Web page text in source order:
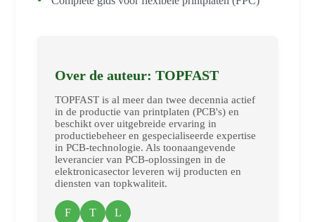
Over de auteur: TOPFAST
TOPFAST is al meer dan twee decennia actief
in de productie van printplaten (PCB's) en
beschikt over uitgebreide ervaring in
productiebeheer en gespecialiseerde expertise
in PCB-technologie. Als toonaangevende
leverancier van PCB-oplossingen in de
elektronicasector leveren wij producten en
diensten van topkwaliteit.
F T L